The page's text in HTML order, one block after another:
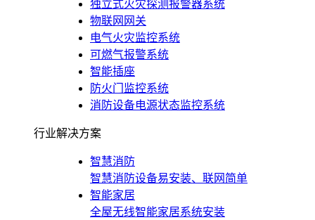
独立式火灾探测报警器系统
物联网网关
电气火灾监控系统
可燃气报警系统
智能插座
防火门监控系统
消防设备电源状态监控系统
行业解决方案
智慧消防
智慧消防设备易安装、联网简单
智能家居
全屋无线智能家居系统安装